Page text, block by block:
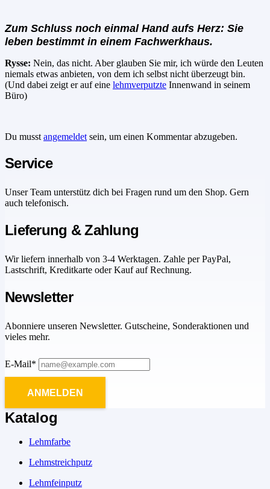
Zum Schluss noch einmal Hand aufs Herz: Sie
leben bestimmt in einem Fachwerkhaus.
Rysse: Nein, das nicht. Aber glauben Sie mir, ich würde den Leuten
niemals etwas anbieten, von dem ich selbst nicht überzeugt bin.
(Und dabei zeigt er auf eine lehmverputzte Innenwand in seinem
Büro)
Du musst angemeldet sein, um einen Kommentar abzugeben.
Service
Unser Team unterstütz dich bei Fragen rund um den Shop. Gern
auch telefonisch.
Lieferung & Zahlung
Wir liefern innerhalb von 3-4 Werktagen. Zahle per PayPal,
Lastschrift, Kreditkarte oder Kauf auf Rechnung.
Newsletter
Abonniere unseren Newsletter. Gutscheine, Sonderaktionen und
vieles mehr.
E-Mail*
ANMELDEN
Katalog
Lehmfarbe
Lehmstreichputz
Lehmfeinputz